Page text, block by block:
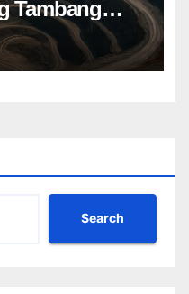
Tambang
& Akurat
Search